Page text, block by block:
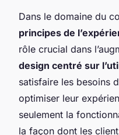
Dans le domaine du
principes de
rôle crucial dans
design centré sur
satisfaire les besoins
optimiser leur
seulement la
la façon dont les